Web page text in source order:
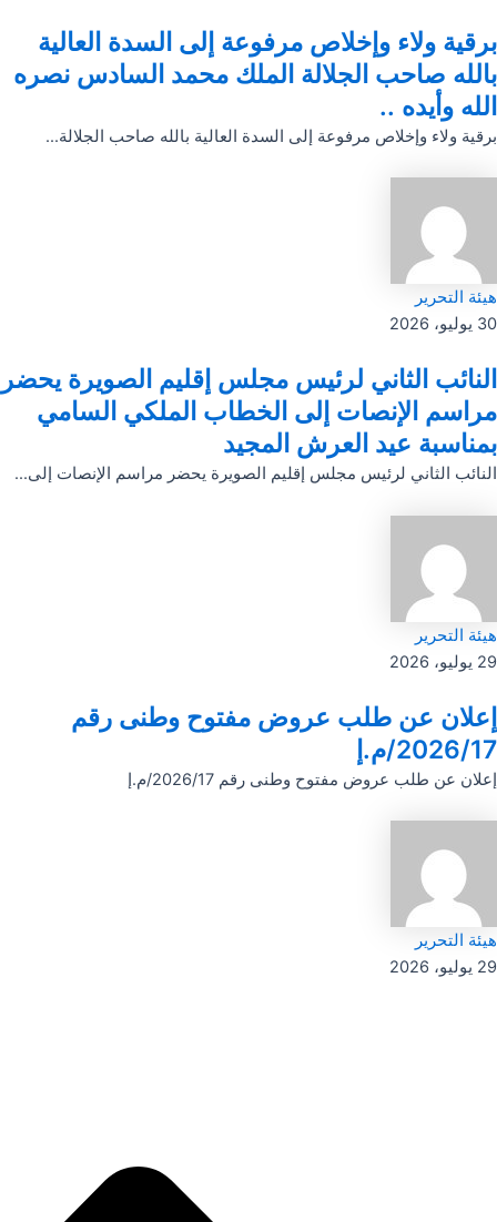
برقية ولاء وإخلاص مرفوعة إلى السدة العالية
بالله صاحب الجلالة الملك محمد السادس نصره
الله وأيده ..
برقية ولاء وإخلاص مرفوعة إلى السدة العالية بالله صاحب الجلالة...
هيئة التحرير
30 يوليو، 2026
النائب الثاني لرئيس مجلس إقليم الصويرة يحضر
مراسم الإنصات إلى الخطاب الملكي السامي
بمناسبة عيد العرش المجيد
النائب الثاني لرئيس مجلس إقليم الصويرة يحضر مراسم الإنصات إلى...
هيئة التحرير
29 يوليو، 2026
إعلان عن طلب عروض مفتوح وطنى رقم
2026/17/م.إ
إعلان عن طلب عروض مفتوح وطنى رقم 2026/17/م.إ
هيئة التحرير
29 يوليو، 2026